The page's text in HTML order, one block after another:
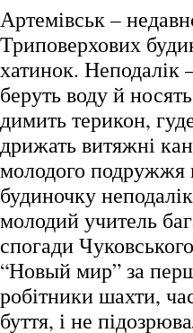
Артемівськ –
Триповерхових
хатинок. Неподалік
беруть воду й
димить терикон,
дрижать витяжні
молодого подружжя
будиночку
молодий учитель
спогади
“Новый мир” за
робітники шахти,
буття, і не